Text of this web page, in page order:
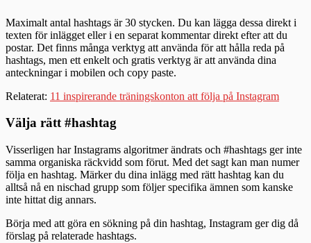
Maximalt antal hashtags är 30 stycken. Du kan lägga dessa direkt i
texten för inlägget eller i en separat kommentar direkt efter att du
postar. Det finns många verktyg att använda för att hålla reda på
hashtags, men ett enkelt och gratis verktyg är att använda dina
anteckningar i mobilen och copy paste.
Relaterat: 11 inspirerande träningskonton att följa på Instagram
Välja rätt #hashtag
Visserligen har Instagrams algoritmer ändrats och #hashtags ger inte
samma organiska räckvidd som förut. Med det sagt kan man numer
följa en hashtag. Märker du dina inlägg med rätt hashtag kan du
alltså nå en nischad grupp som följer specifika ämnen som kanske
inte hittat dig annars.
Börja med att göra en sökning på din hashtag, Instagram ger dig då
förslag på relaterade hashtags.